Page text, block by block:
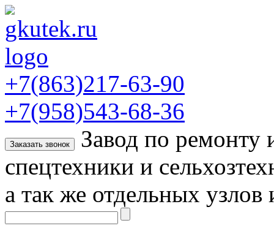
+7(863)217-63-90
+7(958)543-68-36
Заказать звонок
Завод по
спецтехники и
а так же отдельных узлов